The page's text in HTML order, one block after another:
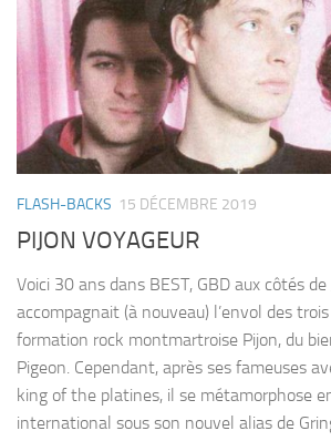
FLASH-BACKS 15 DÉCEMBRE 2019
PIJON VOYAGEUR
Voici 30 ans dans BEST, GBD aux côtés de
accompagnait (à nouveau) l’envol des
formation rock montmartroise Pijon, du
Pigeon. Cependant, après ses fameuses
king of the platines, il se métamorphose
international sous son nouvel alias de